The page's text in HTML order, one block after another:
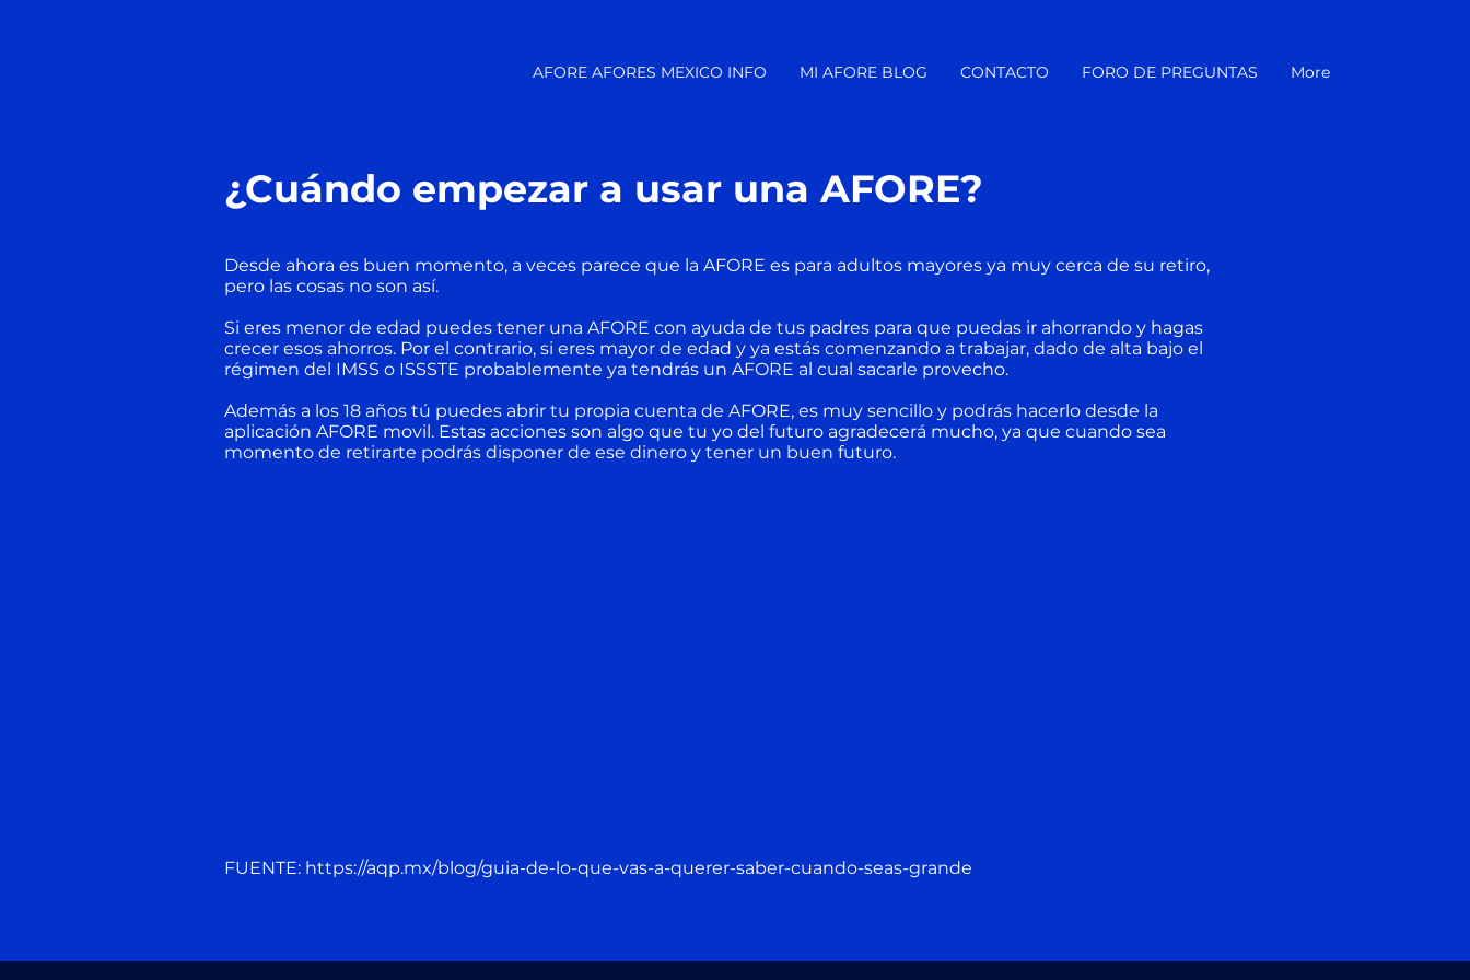
AFORE AFORES MEXICO INFO MI AFORE BLOG CONTACTO FORO DE PREGUNTAS More
¿Cuándo empezar a usar una AFORE?
Desde ahora es buen momento, a veces parece que la AFORE es para adultos mayores ya muy cerca de su retiro,
pero las cosas no son así.
Si eres menor de edad puedes tener una AFORE con ayuda de tus padres para que puedas ir ahorrando y hagas
crecer esos ahorros. Por el contrario, si eres mayor de edad y ya estás comenzando a trabajar, dado de alta bajo el
régimen del IMSS o ISSSTE probablemente ya tendrás un AFORE al cual sacarle provecho.
Además a los 18 años tú puedes abrir tu propia cuenta de AFORE, es muy sencillo y podrás hacerlo desde la
aplicación AFORE movil. Estas acciones son algo que tu yo del futuro agradecerá mucho, ya que cuando sea
momento de retirarte podrás disponer de ese dinero y tener un buen futuro.
FUENTE: https://aqp.mx/blog/guia-de-lo-que-vas-a-querer-saber-cuando-seas-grande